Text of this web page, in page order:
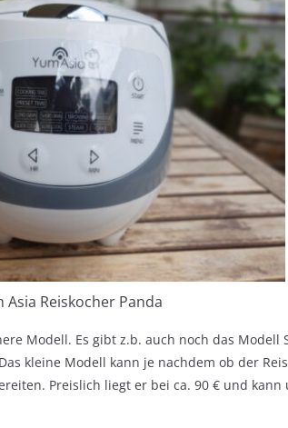
Asia Reiskocher Panda
Modell. Es gibt z.b. auch noch das Modell
kleine Modell kann je nachdem ob der
Preislich liegt er bei ca. 90 € und kann